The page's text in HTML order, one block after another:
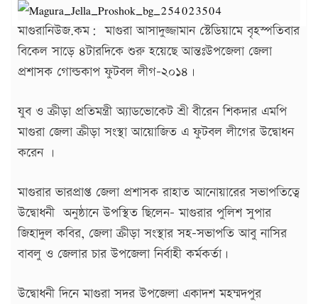
মাগুরানিউজ.কম: মাগুরা আসাদুজ্জামান স্টেডিয়ামে বৃহস্পতিবার
বিকেল সাড়ে ৪টারদিকে শুরু হয়েছে আন্তঃউপজেলা জেলা
প্রশাসক গোল্ডকাপ ফুটবল লীগ-২০১৪।
যুব ও ক্রীড়া প্রতিমন্ত্রী অ্যাডভোকেট শ্রী বীরেন শিকদার এমপি
মাগুরা জেলা ক্রীড়া সংস্থা আয়োজিত এ ফুটবল লীগের উদ্বোধন
করেন ।
মাগুরার ভারপ্রাপ্ত জেলা প্রশাসক রাহাত আনোয়ারের সভাপতিত্বে
উদ্বোধনী অনুষ্ঠানে উপস্থিত ছিলেন- মাগুরার পুলিশ সুপার
জিহাদুল কবির, জেলা ক্রীড়া সংস্থার সহ-সভাপতি আবু নাসির
বাবলু ও জেলার চার উপজেলা নির্বাহী কর্মকর্তা।
উদ্বোধনী দিনে মাগুরা সদর উপজেলা একাদশ মহম্মদপুর